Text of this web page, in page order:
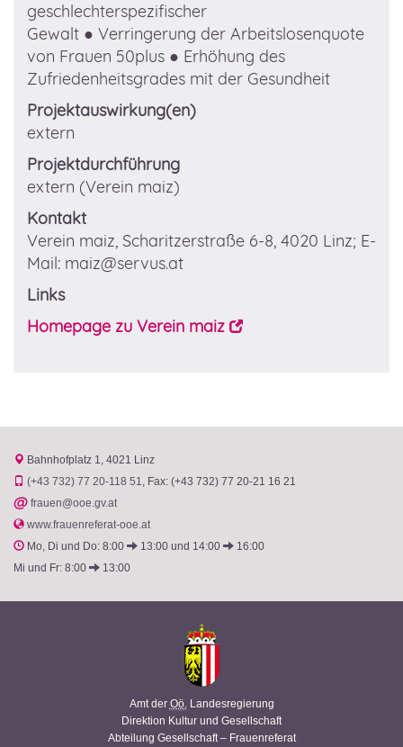
geschlechterspezifischer
Gewalt ● Verringerung der Arbeitslosenquote
von Frauen 50plus ● Erhöhung des
Zufriedenheitsgrades mit der Gesundheit
Projektauswirkung(en)
extern
Projektdurchführung
extern (Verein maiz)
Kontakt
Verein maiz, Scharitzerstraße 6-8, 4020 Linz; E-
Mail: maiz@servus.at
Links
Homepage zu Verein maiz
Bahnhofplatz 1 4021 Linz
(+43 732) 77 20-118 51
Fax: (+43 732) 77 20-21 16 21
@ frauen@ooe.gv.at
www.frauenreferat-ooe.at
Mo, Di und Do: 8:00
13:00 und 14:00
16:00
Mi und Fr: 8:00
13:00
Amt der Oö.Landesregierung
Direktion Kultur und Gesellschaft
Abteilung Gesellschaft – Frauenreferat